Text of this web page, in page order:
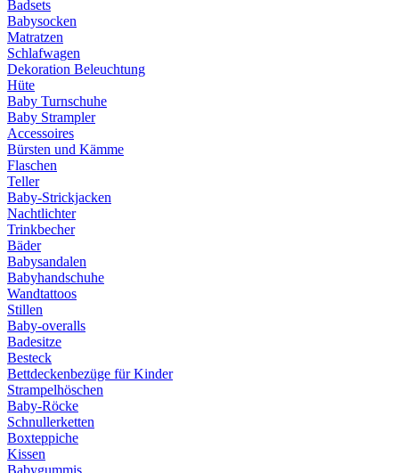
Badsets
Babysocken
Matratzen
Schlafwagen
Dekoration Beleuchtung
Hüte
Baby Turnschuhe
Baby Strampler
Accessoires
Bürsten und Kämme
Flaschen
Teller
Baby-Strickjacken
Nachtlichter
Trinkbecher
Bäder
Babysandalen
Babyhandschuhe
Wandtattoos
Stillen
Baby-overalls
Badesitze
Besteck
Bettdeckenbezüge für Kinder
Strampelhöschen
Baby-Röcke
Schnullerketten
Boxteppiche
Kissen
Babygummis